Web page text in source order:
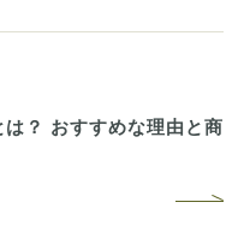
？ おすすめな理由と商